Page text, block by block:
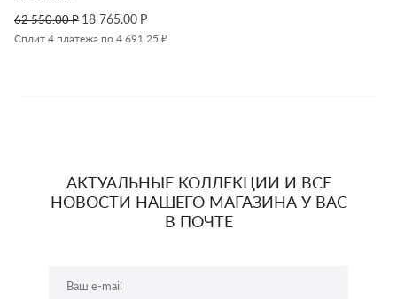
62 550.00Р 18 765.00 Р
Сплит 4 платежа по 4 691.25 ₽
АКТУАЛЬНЫЕ КОЛЛЕКЦИИ И ВСЕ
НОВОСТИ НАШЕГО МАГАЗИНА У ВАС
В ПОЧТЕ